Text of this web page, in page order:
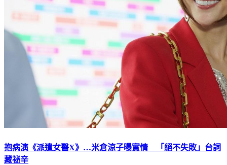
抱病演《派遣女醫X》…米倉涼子曝實情 「絕不失敗」台詞
藏祕辛